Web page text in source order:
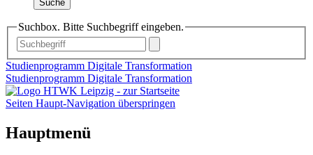
Suche
Suchbox. Bitte Suchbegriff eingeben.
Studienprogramm Digitale Transformation
Studienprogramm Digitale Transformation
Seiten Haupt-Navigation überspringen
Hauptmenü